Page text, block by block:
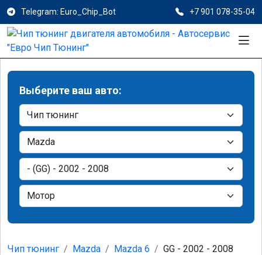
Telegram: Euro_Chip_Bot +7 901 078-35-04
Выберите ваш авто:
Чип тюнинг Mazda Mazda 6 GG - 2002 - 2008